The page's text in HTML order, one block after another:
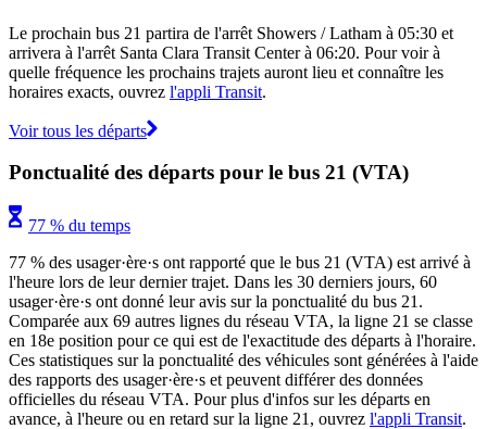
Le prochain bus 21 partira de l'arrêt Showers / Latham à 05:30 et
arrivera à l'arrêt Santa Clara Transit Center à 06:20. Pour voir à
quelle fréquence les prochains trajets auront lieu et connaître les
horaires exacts, ouvrez l'appli Transit.
Voir tous les départs
Ponctualité des départs pour le bus 21 (VTA)
77 % du temps
77 % des usager·ère·s ont rapporté que le bus 21 (VTA) est arrivé à
l'heure lors de leur dernier trajet. Dans les 30 derniers jours, 60
usager·ère·s ont donné leur avis sur la ponctualité du bus 21.
Comparée aux 69 autres lignes du réseau VTA, la ligne 21 se classe
en 18e position pour ce qui est de l'exactitude des départs à l'horaire.
Ces statistiques sur la ponctualité des véhicules sont générées à l'aide
des rapports des usager·ère·s et peuvent différer des données
officielles du réseau VTA. Pour plus d'infos sur les départs en
avance, à l'heure ou en retard sur la ligne 21, ouvrez l'appli Transit.